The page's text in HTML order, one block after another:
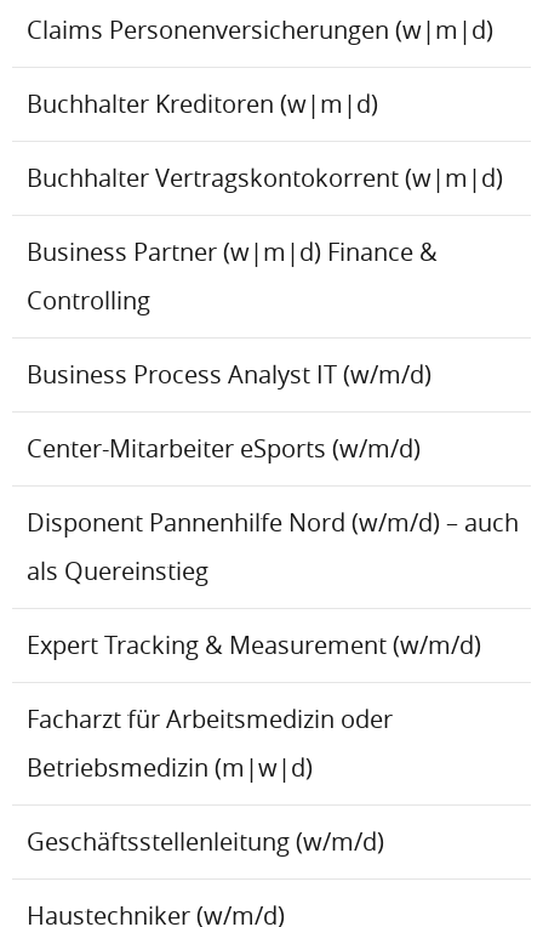
Claims Personenversicherungen (w|m|d)
Buchhalter Kreditoren (w|m|d)
Buchhalter Vertragskontokorrent (w|m|d)
Business Partner (w|m|d) Finance &
Controlling
Business Process Analyst IT (w/m/d)
Center-Mitarbeiter eSports (w/m/d)
Disponent Pannenhilfe Nord (w/m/d) – auch
als Quereinstieg
Expert Tracking & Measurement (w/m/d)
Facharzt für Arbeitsmedizin oder
Betriebsmedizin (m|w|d)
Geschäftsstellenleitung (w/m/d)
Haustechniker (w/m/d)